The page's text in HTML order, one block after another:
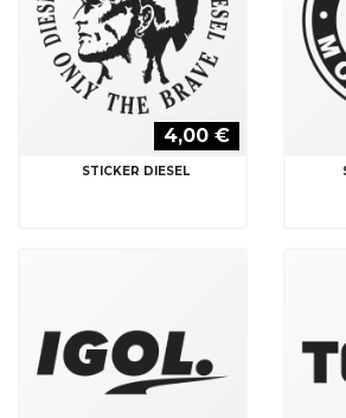
4,00 €
STICKER DIESEL